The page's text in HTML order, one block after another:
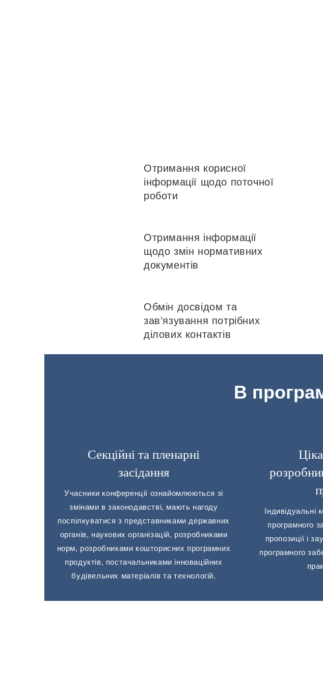
Отримання корисної
інформації щодо поточної
роботи
Отримання інформації
щодо змін нормативних
документів
Обмін досвідом та
зав’язування потрібних
ділових контактів
В
Секційні та пленарні
засідання
Учасники конференції ознайомлюються зі
змінами в законодавстві, мають нагоду
поспілкуватися з представниками державних
органів, наукових організацій, розробниками
норм, розробниками кошторисних програмних
продуктів, постачальниками інноваційних
будівельних матеріалів та технологій.
Індивідуальні
програмного
пропозиції і
програмного